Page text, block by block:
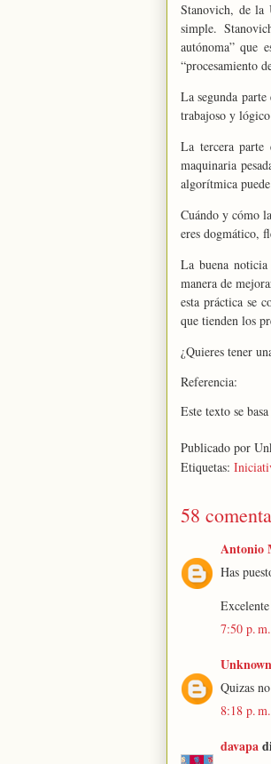
Stanovich, de la
simple.
autónoma” que
“procesamiento
La segunda
trabajoso y
La tercera parte
maquinaria
algorítmica
Cuándo y cómo
eres dogmático,
La buena
manera de
esta práctica se
que tienden los
¿Quieres tener
Referencia:
Este texto se
Publicado por
Etiquetas:
58
Antonio
Has
7:50 p. m.
Unknown
Quizas
8:18 p. m.
davapa